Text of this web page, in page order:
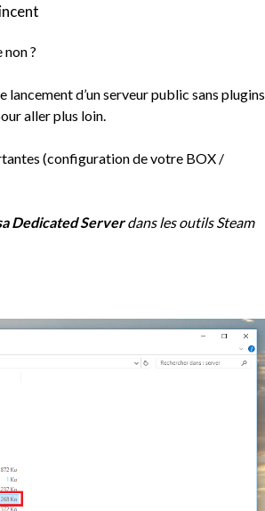
?
d’un serveur public sans plugins
aller plus loin.
(configuration de votre BOX /
Dedicated Serverdans les outils Steam